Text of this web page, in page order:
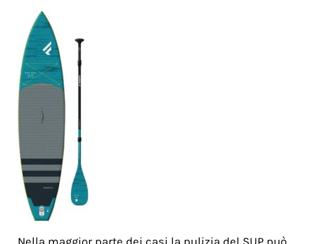
Nella maggior parte dei casi la pulizia del SUP può